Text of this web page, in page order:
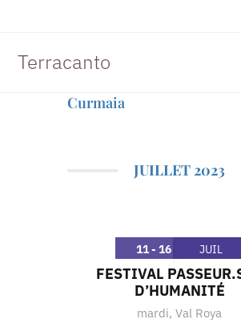
Terracanto
Curmaia
JUILLET 2023
11 - 16 JUIL
FESTIVAL
D’HUMANITÉ
mardi, Val Roya